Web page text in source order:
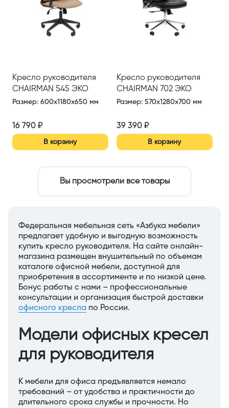
Кресло руководителя
CHAIRMAN 545 ЭКО
Размер: 600x1180x650 мм
16 790 ₽
В корзину
Кресло руководителя
CHAIRMAN 702 ЭКО
Размер: 570x1280x700 мм
39 390₽
В корзину
Вы просмотрели все товары
Федеральная мебельная сеть «Азбука мебели»
предлагает удобную и выгодную возможность
купить кресло руководителя. На сайте онлайн-
магазина размещен внушительный по объемам
каталоге офисной мебели, доступной для
приобретения в ассортименте и по низкой цене.
Бонус работы с нами – профессиональные
консультации и организация быстрой доставки
офисного кресла по России.
Модели офисных кресел
для руководителя
К мебели для офиса предъявляется немало
требований – от удобства и практичности до
длительного срока службы и прочности. Но